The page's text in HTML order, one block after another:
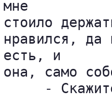
мне
стоило
нравился, да
есть, и
она, само
-